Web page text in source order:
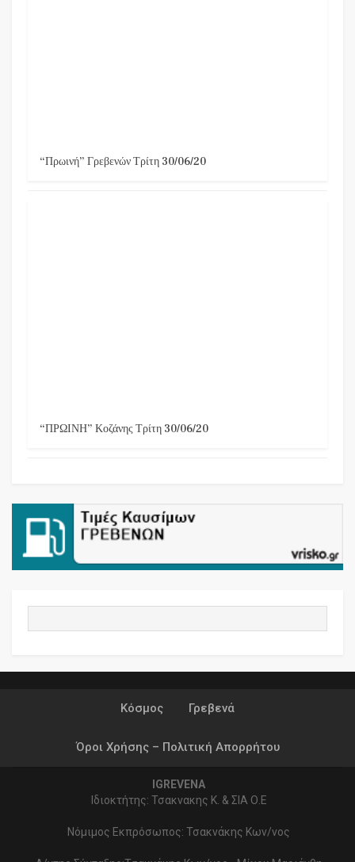
“Πρωινή” Γρεβενών Τρίτη 30/06/20
“ΠΡΩΙΝΗ” Κοζάνης Τρίτη 30/06/20
Κόσμος Γρεβενά
Όροι Χρήσης – Πολιτική Απορρήτου
IGREVENA
Ιδιοκτήτης: Τσακνακης Κ. & ΣΙΑ Ο.Ε
Νόμιμος Εκπρόσωπος: Τσακνάκης Κων/νος